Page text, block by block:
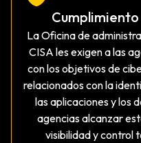
La Oficina de
CISA les exigen a las
con los objetivos de
relacionados con la
las aplicaciones y los
agencias alcanzar
visibilidad y control